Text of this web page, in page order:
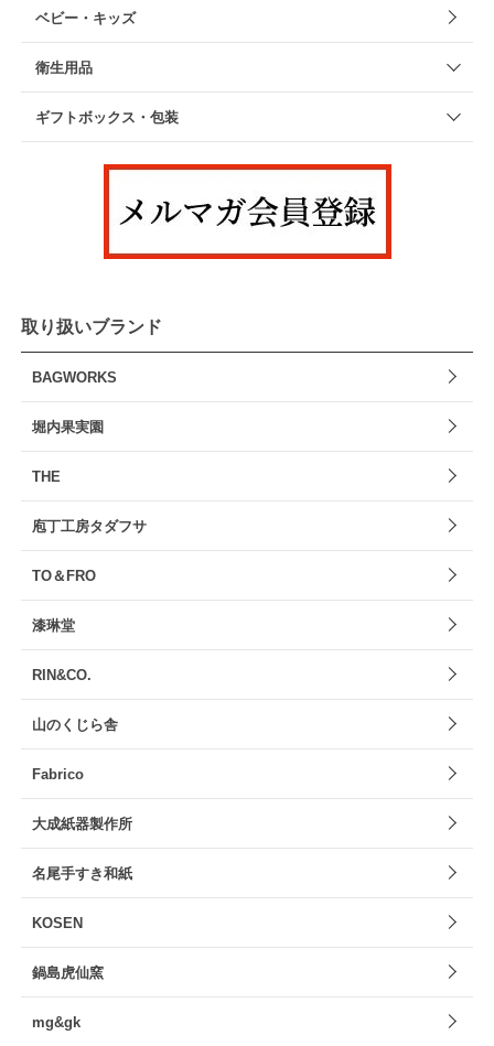
ベビー・キッズ
衛生用品
ギフトボックス・包装
取り扱いブランド
BAGWORKS
堀内果実園
THE
庖丁工房タダフサ
TO＆FRO
漆琳堂
RIN&CO.
山のくじら舎
Fabrico
大成紙器製作所
名尾手すき和紙
KOSEN
鍋島虎仙窯
mg&gk